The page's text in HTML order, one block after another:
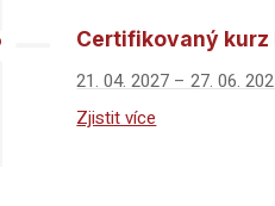
Certifikovaný kurz
21. 04. 2027 – 27. 06.
Zjistit více